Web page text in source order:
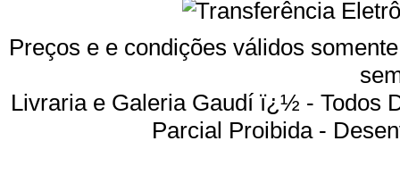
Preços e e condições válidos
Livraria e Galeria Gaudí ï¿½ - Todos
Parcial Proibida -